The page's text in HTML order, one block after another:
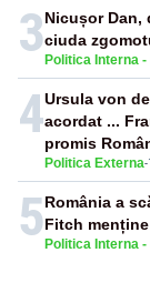
3 Politica Interna
Nicușor Dan,
ciuda
4
Politica Externa-
Ursula von
acordat ...
promis
5 Politica Interna
România a
Fitch